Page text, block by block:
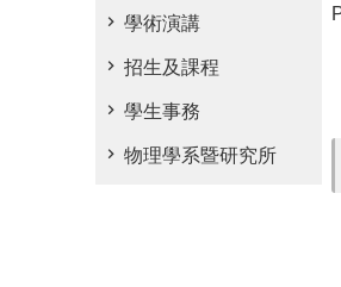
學術演講
招生及課程
學生事務
物理學系暨研究所